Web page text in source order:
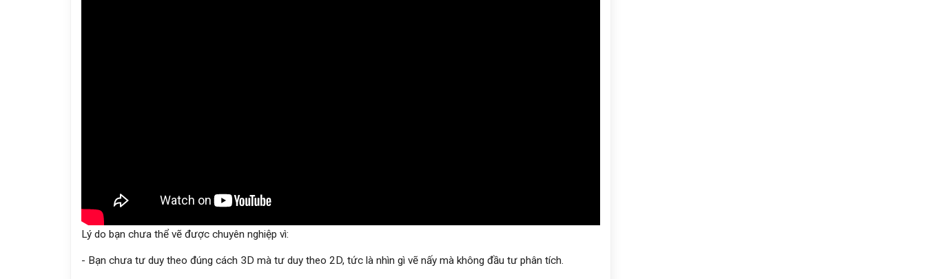
Lý do bạn chưa thể vẽ được chuyên nghiệp vì:
- Bạn chưa tư duy theo đúng cách 3D mà tư duy theo 2D, tức là nhìn gì vẽ nấy mà không đầu tư phân tích.